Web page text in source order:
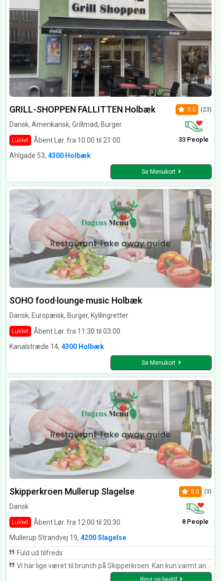
GRILL-SHOPPEN FALLITTEN Holbæk
Dansk, Amerikansk, Grillmad, Burger
Lukket Åbent Lør. fra 10:00 til 21:00
5.0 (23)
33 People
Ahlgade 53, 4300 Holbæk
Se Menukort
SOHO food·lounge·music Holbæk
Dansk, Europæisk, Burger, Kyllingretter
Lukket
Åbent Lør. fra 11:30 til 03:00
Kanalstræde 14, 4300 Holbæk
Se Menukort
Skipperkroen Mullerup Slagelse
Dansk
Lukket Åbent Lør. fra 12:00 til 20:30
5.0 (3)
8 People
Mullerup Strandvej 19, 4200 Slagelse
Fuld ud tilfreds
Vi har lige været til brunch på Skipperkroen. Kan kun varmt anbefales. Super godt og god og venlig betjening.
Ring og bestil